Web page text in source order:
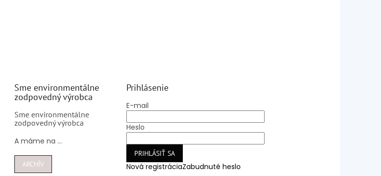
Sme environmentálne
zodpovedný výrobca
Sme environmentálne
zodpovedný výrobca
A máme na ...
ARCHÍV
Prihlásenie
E-mail
Heslo
PRIHLÁSIŤ SA
Nová registráciaZabudnuté heslo